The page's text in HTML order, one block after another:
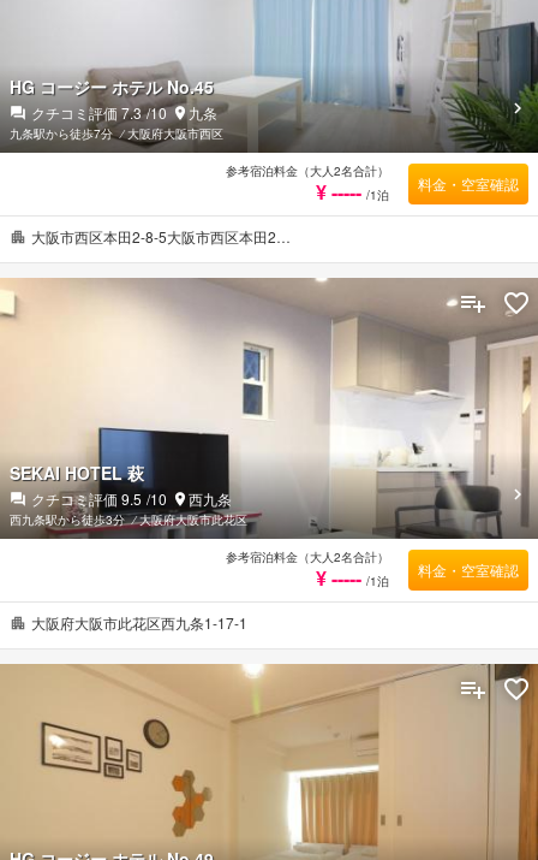
大阪市西区本田2-8-5大阪市西区本田2…
HG コージー ホテル No.45
クチコミ評価7.3 /10 九条
九条駅から徒歩7分 ⁄大阪府大阪市西区
参考宿泊料金（大人2名合計）
¥ ----- /1泊
料金・空室確認
大阪府大阪市此花区西九条1-17-1
SEKAI HOTEL 萩
クチコミ評価 9.5 /10 西九条
西九条駅から徒歩3分 ⁄大阪府大阪市此花区
参考宿泊料金（大人2名合計）
¥ ----- /1泊
料金・空室確認